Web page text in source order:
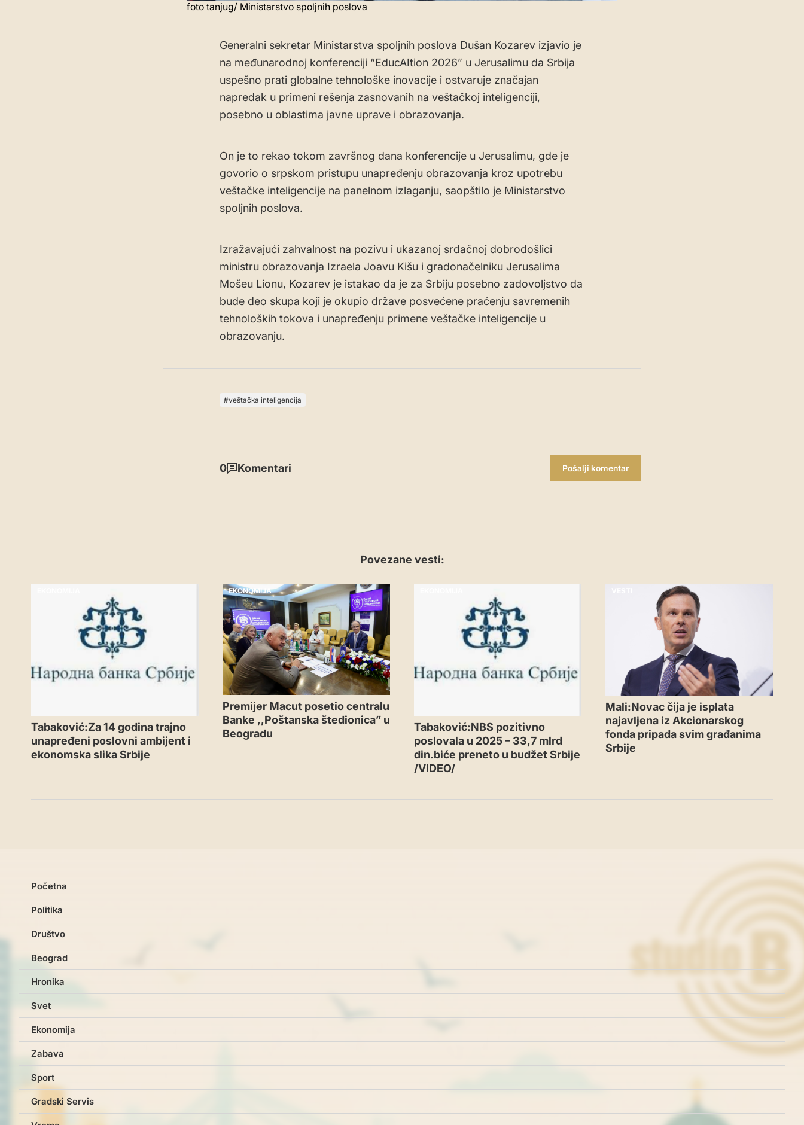
foto tanjug/ Ministarstvo spoljnih poslova
Generalni sekretar Ministarstva spoljnih poslova Dušan Kozarev izjavio je
na međunarodnoj konferenciji “EducAItion 2026” u Jerusalimu da Srbija
uspešno prati globalne tehnološke inovacije i ostvaruje značajan
napredak u primeni rešenja zasnovanih na veštačkoj inteligenciji,
posebno u oblastima javne uprave i obrazovanja.
On je to rekao tokom završnog dana konferencije u Jerusalimu, gde je
govorio o srpskom pristupu unapređenju obrazovanja kroz upotrebu
veštačke inteligencije na panelnom izlaganju, saopštilo je Ministarstvo
spoljnih poslova.
Izražavajući zahvalnost na pozivu i ukazanoj srdačnoj dobrodošlici
ministru obrazovanja Izraela Joavu Kišu i gradonačelniku Jerusalima
Mošeu Lionu, Kozarev je istakao da je za Srbiju posebno zadovoljstvo da
bude deo skupa koji je okupio države posvećene praćenju savremenih
tehnoloških tokova i unapređenju primene veštačke inteligencije u
obrazovanju.
veštačka inteligencija
0 Komentari Pošalji komentar
Povezane vesti:
Tabaković:Za 14 godina trajno
unapređeni poslovni ambijent i
ekonomska slika Srbije
EKONOMIJA
Premijer Macut posetio centralu
Banke ,,Poštanska štedionica” u
Beogradu
Tabaković:NBS pozitivno
poslovala u 2025 – 33,7 mlrd
din.biće preneto u budžet Srbije
/VIDEO/
Mali:Novac čija je isplata
najavljena iz Akcionarskog
fonda pripada svim građanima
Srbije
Početna
Politika
Društvo
Beograd
Hronika
Svet
Ekonomija
Zabava
Sport
Gradski Servis